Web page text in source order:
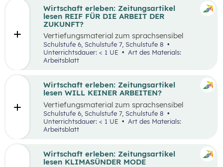
Wirtschaft erleben: Zeitungsartikel
lesen REIF FÜR DIE ARBEIT DER
ZUKUNFT?
Vertiefungsmaterial zum sprachsensibel
aufbereiteten Zeitungsartikel “Reif für die
Arbeit der Zukunft?”.
Schulstufe 6, Schulstufe 7, Schulstufe 8
Unterrichtsdauer: < 1 UE
Art des Materials:
Arbeitsblatt
Wirtschaft erleben: Zeitungsartikel
lesen WILL KEINER ARBEITEN?
Vertiefungsmaterial zum sprachsensibel
aufbereiteten Zeitungsartikel “Will keiner
arbeiten?”.
Schulstufe 6, Schulstufe 7, Schulstufe 8
Unterrichtsdauer: < 1 UE
Arbeitsblatt
Wirtschaft erleben: Zeitungsartikel
lesen KLIMASÜNDER MODE